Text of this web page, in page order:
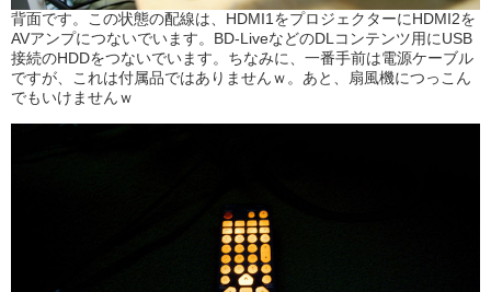
背面です。この状態の配線は、HDMI1をプロジェクターにHDMI2を
AVアンプにつないでいます。BD-LiveなどのDLコンテンツ用にUSB
接続のHDDをつないでいます。ちなみに、一番手前は電源ケーブル
ですが、これは付属品ではありませんｗ。あと、扇風機につっこん
でもいけませんｗ